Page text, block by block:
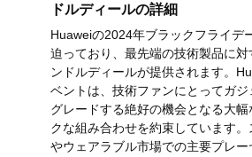
ドルディールの詳細
Huaweiの2024年ブラックフライデ
迫っており、最先端の技術製品に
ンドルディールが提供されます。
ベントは、技術ファンにとってガ
グレードする絶好の機会となる大
クな組み合わせを約束しています
やウェアラブル市場での主要プレー